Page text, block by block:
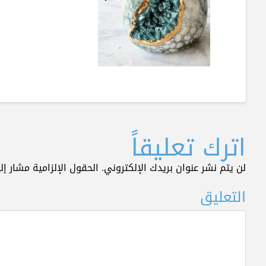
اترك تعليقاً
لن يتم نشر عنوان بريدك الإلكتروني. الحقول الإلزامية مشار
التعليق